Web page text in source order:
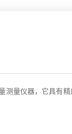
测量仪器，它具有